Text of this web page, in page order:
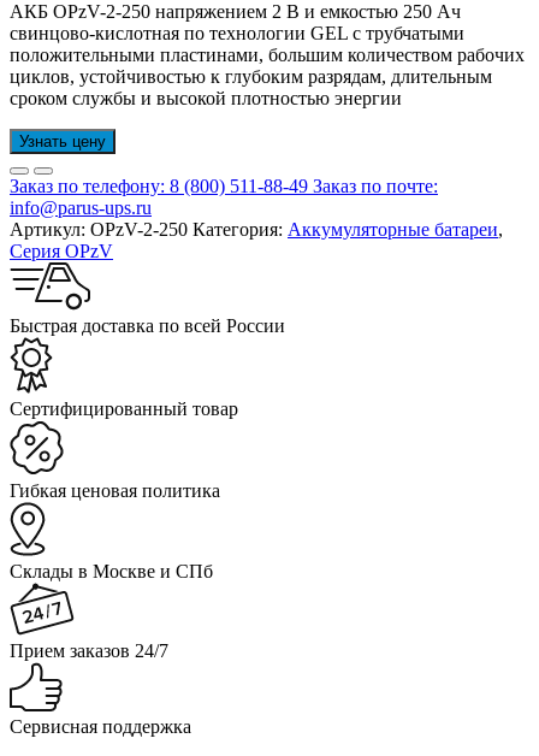
АКБ OPzV-2-250 напряжением 2 В и емкостью 250 Ач
свинцово-кислотная по технологии GEL с трубчатыми
положительными пластинами, большим количеством рабочих
циклов, устойчивостью к глубоким разрядам, длительным
сроком службы и высокой плотностью энергии
Узнать цену
Заказ по телефону: 8 (800) 511-88-49 Заказ по почте:
info@parus-ups.ru
Артикул: OPzV-2-250 Категория: Аккумуляторные батареи,
Серия OPzV
Быстрая доставка по всей России
Cертифицированный товар
Гибкая ценовая политика
Склады в Москве и СПб
Прием заказов 24/7
Сервисная поддержка